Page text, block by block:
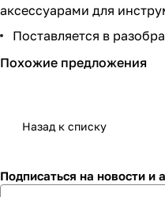
аксессуарами для
Поставляется в
Похожие предложения
Назад к списку
Подписаться на новости и